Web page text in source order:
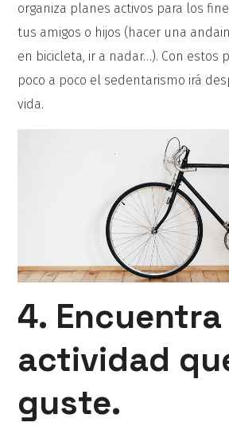
organiza planes activos para los
tus amigos o hijos (hacer una
en bicicleta, ir a nadar…). Con estos
poco a poco el sedentarismo irá
vida.
4.
actividad
guste.